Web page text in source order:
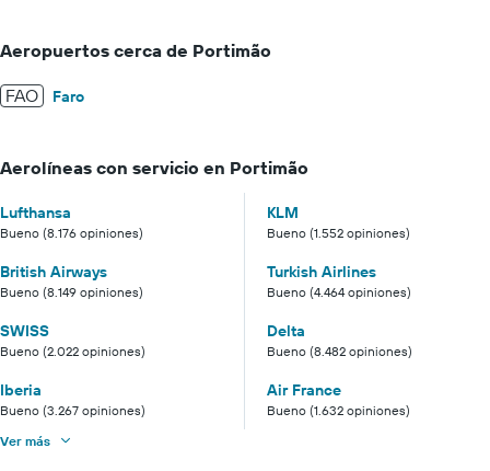
Aeropuertos cerca de Portimão
FAO Faro
Aerolíneas con servicio en Portimão
Lufthansa
Bueno (8.176 opiniones)
KLM
Bueno (1.552 opiniones)
British Airways
Bueno (8.149 opiniones)
Turkish Airlines
Bueno (4.464 opiniones)
SWISS
Bueno (2.022 opiniones)
Delta
Bueno (8.482 opiniones)
Iberia
Bueno (3.267 opiniones)
Air France
Bueno (1.632 opiniones)
Ver más